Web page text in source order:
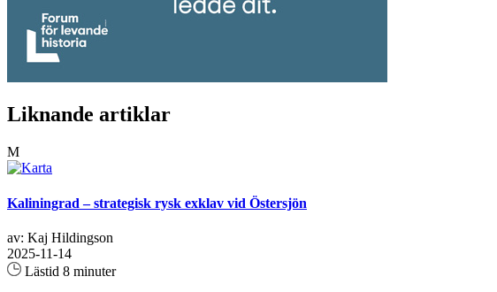
Liknande artiklar
M
Kaliningrad – strategisk rysk exklav vid Östersjön
av: Kaj Hildingson
2025-11-14
Lästid 8 minuter